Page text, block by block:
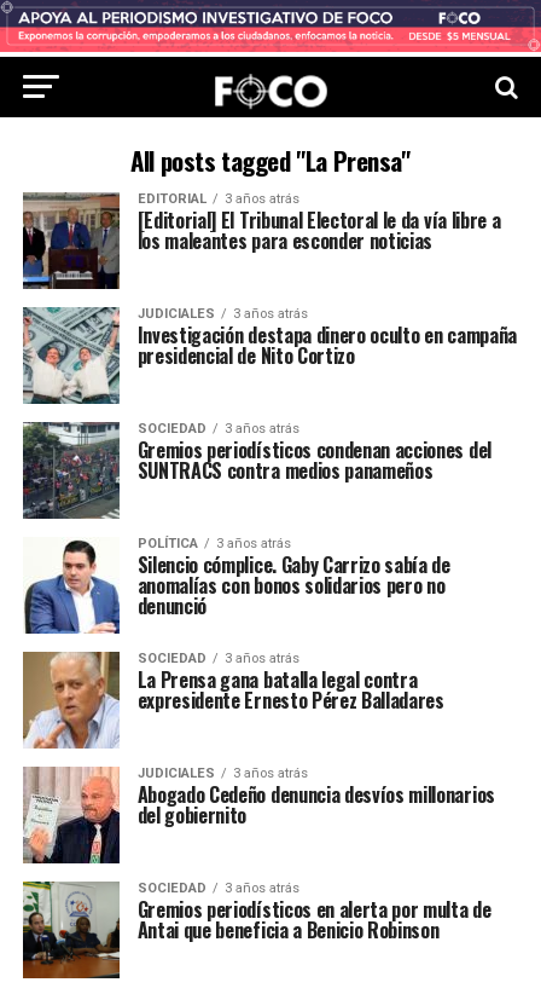
All posts tagged "La Prensa"
EDITORIAL 3 años atrás
[Editorial] El Tribunal Electoral le da vía libre a
los maleantes para esconder noticias
JUDICIALES 3 años atrás
Investigación destapa dinero oculto en campaña
presidencial de Nito Cortizo
SOCIEDAD 3 años atrás
Gremios periodísticos condenan acciones del
SUNTRACS contra medios panameños
POLÍTICA 3 años atrás
Silencio cómplice. Gaby Carrizo sabía de
anomalías con bonos solidarios pero no
denunció
SOCIEDAD 3 años atrás
La Prensa gana batalla legal contra
expresidente Ernesto Pérez Balladares
JUDICIALES 3 años atrás
Abogado Cedeño denuncia desvíos millonarios
del gobiernito
SOCIEDAD 3 años atrás
Gremios periodísticos en alerta por multa de
Antai que beneficia a Benicio Robinson